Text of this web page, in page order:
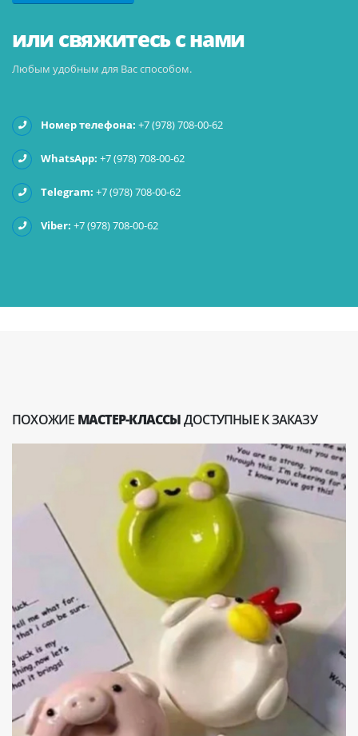
или свяжитесь с нами
Любым удобным для Вас способом.
Номер телефона: +7 (978) 708-00-62
WhatsApp: +7 (978) 708-00-62
Telegram: +7 (978) 708-00-62
Viber: +7 (978) 708-00-62
ПОХОЖИЕ МАСТЕР-КЛАССЫДОСТУПНЫЕ К ЗАКАЗУ